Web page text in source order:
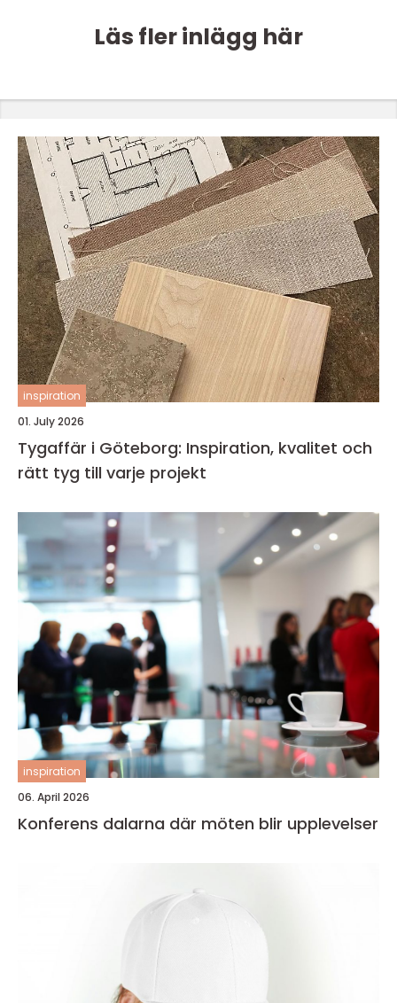
Läs fler inlägg här
inspiration
01. July 2026
Tygaffär i Göteborg: Inspiration, kvalitet och
rätt tyg till varje projekt
inspiration
06. April 2026
Konferens dalarna där möten blir upplevelser